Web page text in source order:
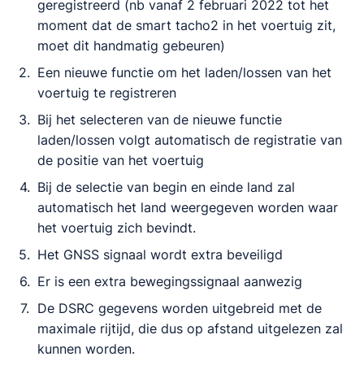
geregistreerd (nb vanaf 2 februari 2022 tot het
moment dat de smart tacho2 in het voertuig zit,
moet dit handmatig gebeuren)
Een nieuwe functie om het laden/lossen van het
voertuig te registreren
Bij het selecteren van de nieuwe functie
laden/lossen volgt automatisch de registratie van
de positie van het voertuig
Bij de selectie van begin en einde land zal
automatisch het land weergegeven worden waar
het voertuig zich bevindt.
Het GNSS signaal wordt extra beveiligd
Er is een extra bewegingssignaal aanwezig
De DSRC gegevens worden uitgebreid met de
maximale rijtijd, die dus op afstand uitgelezen zal
kunnen worden.